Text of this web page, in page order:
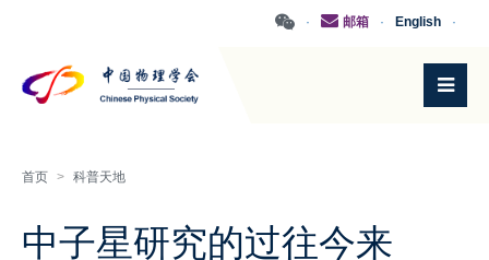
·
English
·
邮箱
·
首页 > 科普天地
中子星研究的过往今来